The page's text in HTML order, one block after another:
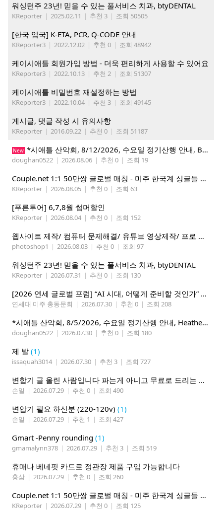
워싱턴주 23년! 믿을 수 있는 풀서비스 치과, btyDENTAL
KReporter | 2025.02.11 | 추천 3 | 조회 50505
[한국 입국] K-ETA, PCR, Q-CODE 안내
KReporter3 | 2022.12.02 | 추천 0 | 조회 48942
케이시애틀 회원가입 방법 - 더욱 편리하게 사용할 수 있어요
KReporter3 | 2022.10.13 | 추천 2 | 조회 51307
케이시애틀 비밀번호 재설정하는 방법
KReporter3 | 2022.10.04 | 추천 3 | 조회 49145
게시글, 댓글 작성 시 유의사항
KReporter | 2016.09.22 | 추천 0 | 조회 51187
New *시애틀 산악회, 8/12/2026, 수요일 정기산행 안내, Beckler Peak*
doughan0522 | 2026.08.06 | 추천 0 | 조회 19
Couple.net 1:1 50만쌍 글로벌 매칭 - 미주 한국계 싱글들 모이세요
KReporter | 2026.08.05 | 추천 0 | 조회 63
[푸른투어] 6,7,8월 썸머할인
KReporter | 2026.08.04 | 추천 0 | 조회 152
웹사이트 제작/ 컴퓨터 문제해결/ 유튜브 영상제작/ 프로 사진촬영
photoshop1 | 2026.08.03 | 추천 0 | 조회 97
워싱턴주 23년! 믿을 수 있는 풀서비스 치과, btyDENTAL
KReporter | 2026.07.31 | 추천 0 | 조회 130
[2026 연세 글로벌 포럼] “AI 시대, 어떻게 준비할 것인가” 8월 7-10일 벨뷰 개최
연세대 미주 총동문회 | 2026.07.30 | 추천 0 | 조회 208
*시애틀 산악회, 8/5/2026, 수요일 정기산행 안내, Heather Lake*
doughan0522 | 2026.07.30 | 추천 0 | 조회 180
제 발 (1)
issaquah3014 | 2026.07.30 | 추천 3 | 조회 727
변합기 글 올린 사람입니다 파는게 아니고 무료로 드리는 겁니다 필요하신분 연락처 남겨주시면 됩니다
손일 | 2026.07.29 | 추천 0 | 조회 490
변압기 필요 하신분 (220-120v) (1)
손일 | 2026.07.29 | 추천 1 | 조회 427
Gmart -Penny rounding (1)
gmamalynn378 | 2026.07.29 | 추천 3 | 조회 519
휴매나 베네핏 카드로 정관장 제품 구입 가능합니다
홍삼 | 2026.07.29 | 추천 0 | 조회 260
Couple.net 1:1 50만쌍 글로벌 매칭 - 미주 한국계 싱글들 모이세요
KReporter | 2026.07.29 | 추천 0 | 조회 125